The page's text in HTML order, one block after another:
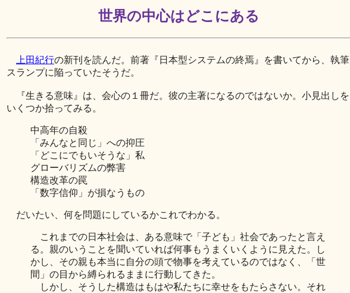
世界の中心はどこにある
上田紀行の新刊を読んだ。前著『日本型システムの終焉』を書いてから、執筆
スランプに陥っていたそうだ。
『生きる意味』は、会心の１冊だ。彼の主著になるのではないか。小見出しを
いくつか拾ってみる。
中高年の自殺
「みんなと同じ」への抑圧
「どこにでもいそうな」私
グローバリズムの弊害
構造改革の罠
「数字信仰」が損なうもの
だいたい、何を問題にしているかこれでわかる。
これまでの日本社会は、ある意味で「子ども」社会であったと言え
る。親のいうことを聞いていれば何事もうまくいくように見えた。し
かし、その親も本当に自分の頭で物事を考えているのではなく、「世
間」の目から縛られるままに行動してきた。
しかし、そうした構造はもはや私たちに幸せをもたらさない。それ